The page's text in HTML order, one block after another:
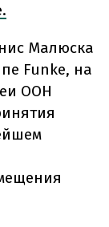
Малюска
Funke, на
ООН